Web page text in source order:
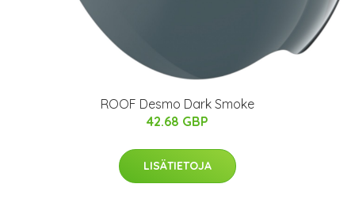
ROOF Desmo Dark Smoke
42.68 GBP
LISÄTIETOJA